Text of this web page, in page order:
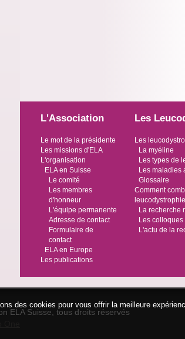
L'Association
Le mot de la présidente
Les missions d'ELA
L'organisation
ELA en Suisse
Le comité
Les membres
d'honneur
L'équipe permanente
Adresse de contact
Formulaire de
contact
ELA en Europe
Les publications
Les
Les
La myéline
Les types de
Les maladies
Glossaire
Comment
La recherche
Les colloques
L'actu de la
ELA Suisse, tous droits réservés
des cookies pour vous offrir la meilleure